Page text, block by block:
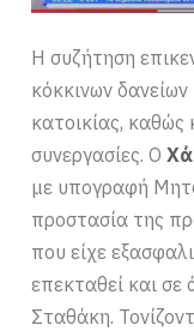
Η συζήτηση
κόκκινων
κατοικίας, καθώς
συνεργασίες. Ο
με υπογραφή
προστασία της
που είχε
επεκταθεί και σε
Σταθάκη.